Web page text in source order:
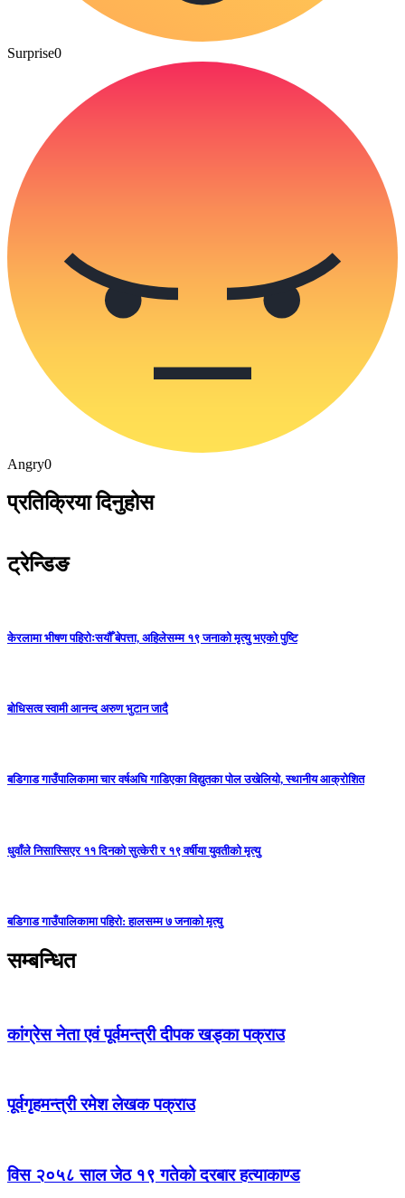
Surprise0
Angry0
प्रतिक्रिया दिनुहोस
ट्रेन्डिङ
केरलामा भीषण पहिरोःसयौँ बेपत्ता, अहिलेसम्म १९ जनाको मृत्यु भएको पुष्टि
बोधिसत्व स्वामी आनन्द अरुण भुटान जादै
बडिगाड गाउँपालिकामा चार वर्षअघि गाडिएका विद्युतका पोल उखेलियो, स्थानीय आक्रोशित
धुवाँले निसास्सिएर ११ दिनको सुत्केरी र १९ वर्षीया युवतीको मृत्यु
बडिगाड गाउँपालिकामा पहिरो: हालसम्म ७ जनाको मृत्यु
सम्बन्धित
कांग्रेस नेता एवं पूर्वमन्त्री दीपक खड्का पक्राउ
पूर्वगृहमन्त्री रमेश लेखक पक्राउ
विस २०५८ साल जेठ १९ गतेको दरबार हत्याकाण्ड